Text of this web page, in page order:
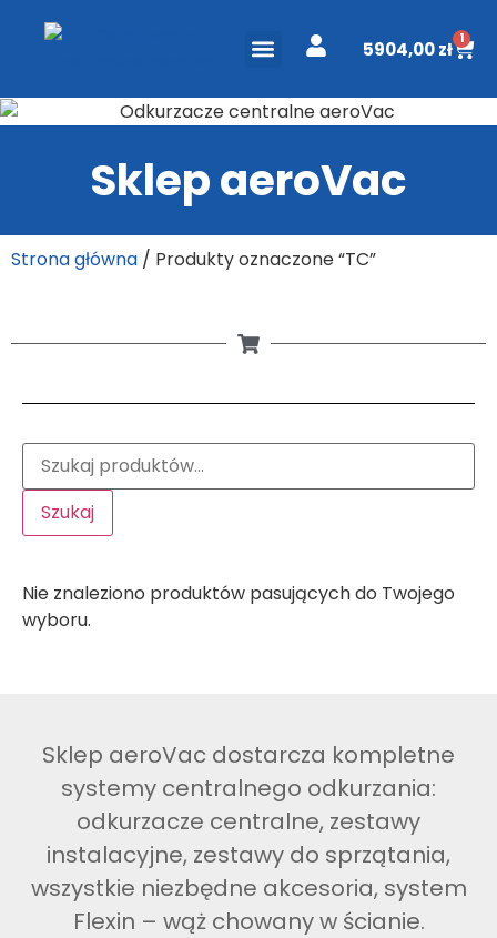
5904,00zł 1
Sklep aeroVac
Strona główna / Produkty oznaczone “TC”
Szukaj
Nie znaleziono produktów pasujących do Twojego
wyboru.
Sklep aeroVac dostarcza kompletne
systemy centralnego odkurzania:
odkurzacze centralne, zestawy
instalacyjne, zestawy do sprzątania,
wszystkie niezbędne akcesoria, system
Flexin – wąż chowany w ścianie.